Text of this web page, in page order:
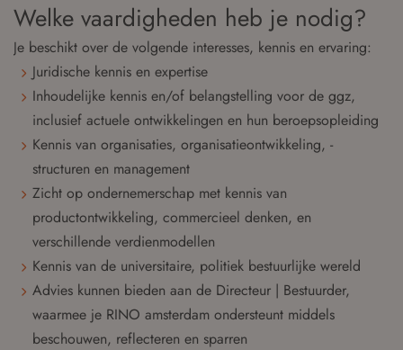
Welke vaardigheden heb je nodig?
Je beschikt over de volgende interesses, kennis en ervaring:
Juridische kennis en expertise
Inhoudelijke kennis en/of belangstelling voor de ggz,
inclusief actuele ontwikkelingen en hun beroepsopleiding
Kennis van organisaties, organisatieontwikkeling, -
structuren en management
Zicht op ondernemerschap met kennis van
productontwikkeling, commercieel denken, en
verschillende verdienmodellen
Kennis van de universitaire, politiek bestuurlijke wereld
Advies kunnen bieden aan de Directeur | Bestuurder,
waarmee je RINO amsterdam ondersteunt middels
beschouwen, reflecteren en sparren